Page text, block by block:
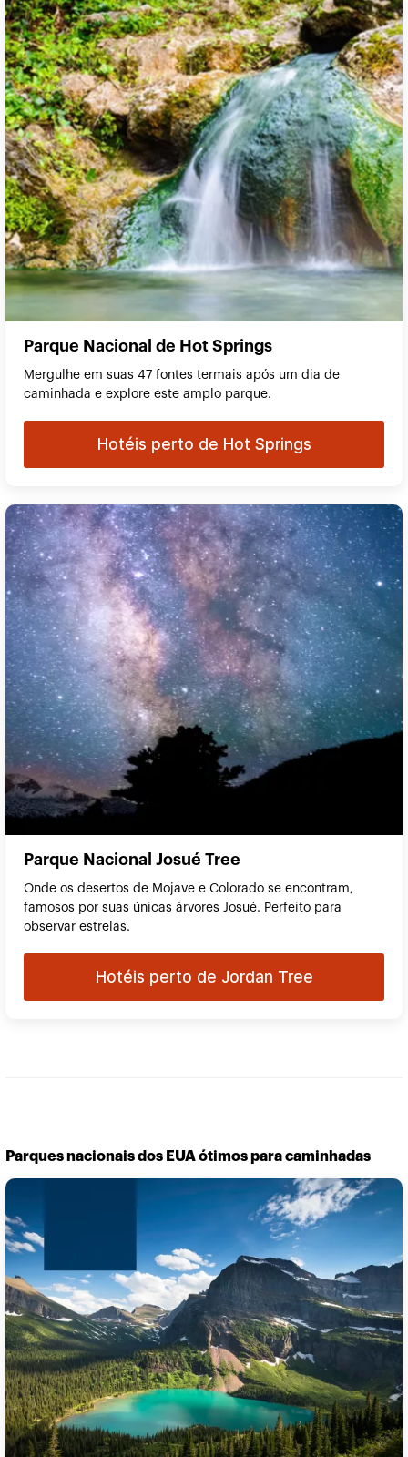
Parque Nacional de Hot Springs
Mergulhe em suas 47 fontes termais após um dia de
caminhada e explore este amplo parque.
Hotéis perto de Hot Springs
Parque Nacional Josué Tree
Onde os desertos de Mojave e Colorado se encontram,
famosos por suas únicas árvores Josué. Perfeito para
observar estrelas.
Hotéis perto de Jordan Tree
Parques nacionais dos EUA ótimos para caminhadas